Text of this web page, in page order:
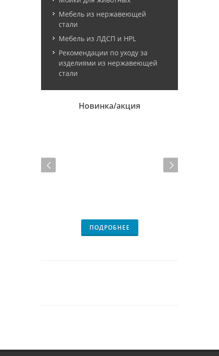
Мебель из нержавеющей
стали
Мебель из ЛДСП и HPL
Рекомендации по уходу за
изделиями из нержавеющей
стали
Новинка/акция
ПОДРОБНЕЕ